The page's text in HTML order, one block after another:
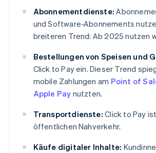
Abonnementdienste:
und Software-Abonnements
breiteren Trend: Ab 2025 nutzen
Bestellungen von Speisen und
Click to Pay ein. Dieser Trend
mobile Zahlungen am Point of
Apple Pay nutzten.
Transportdienste: Click to Pay
öffentlichen Nahverkehr.
Käufe digitaler Inhalte: